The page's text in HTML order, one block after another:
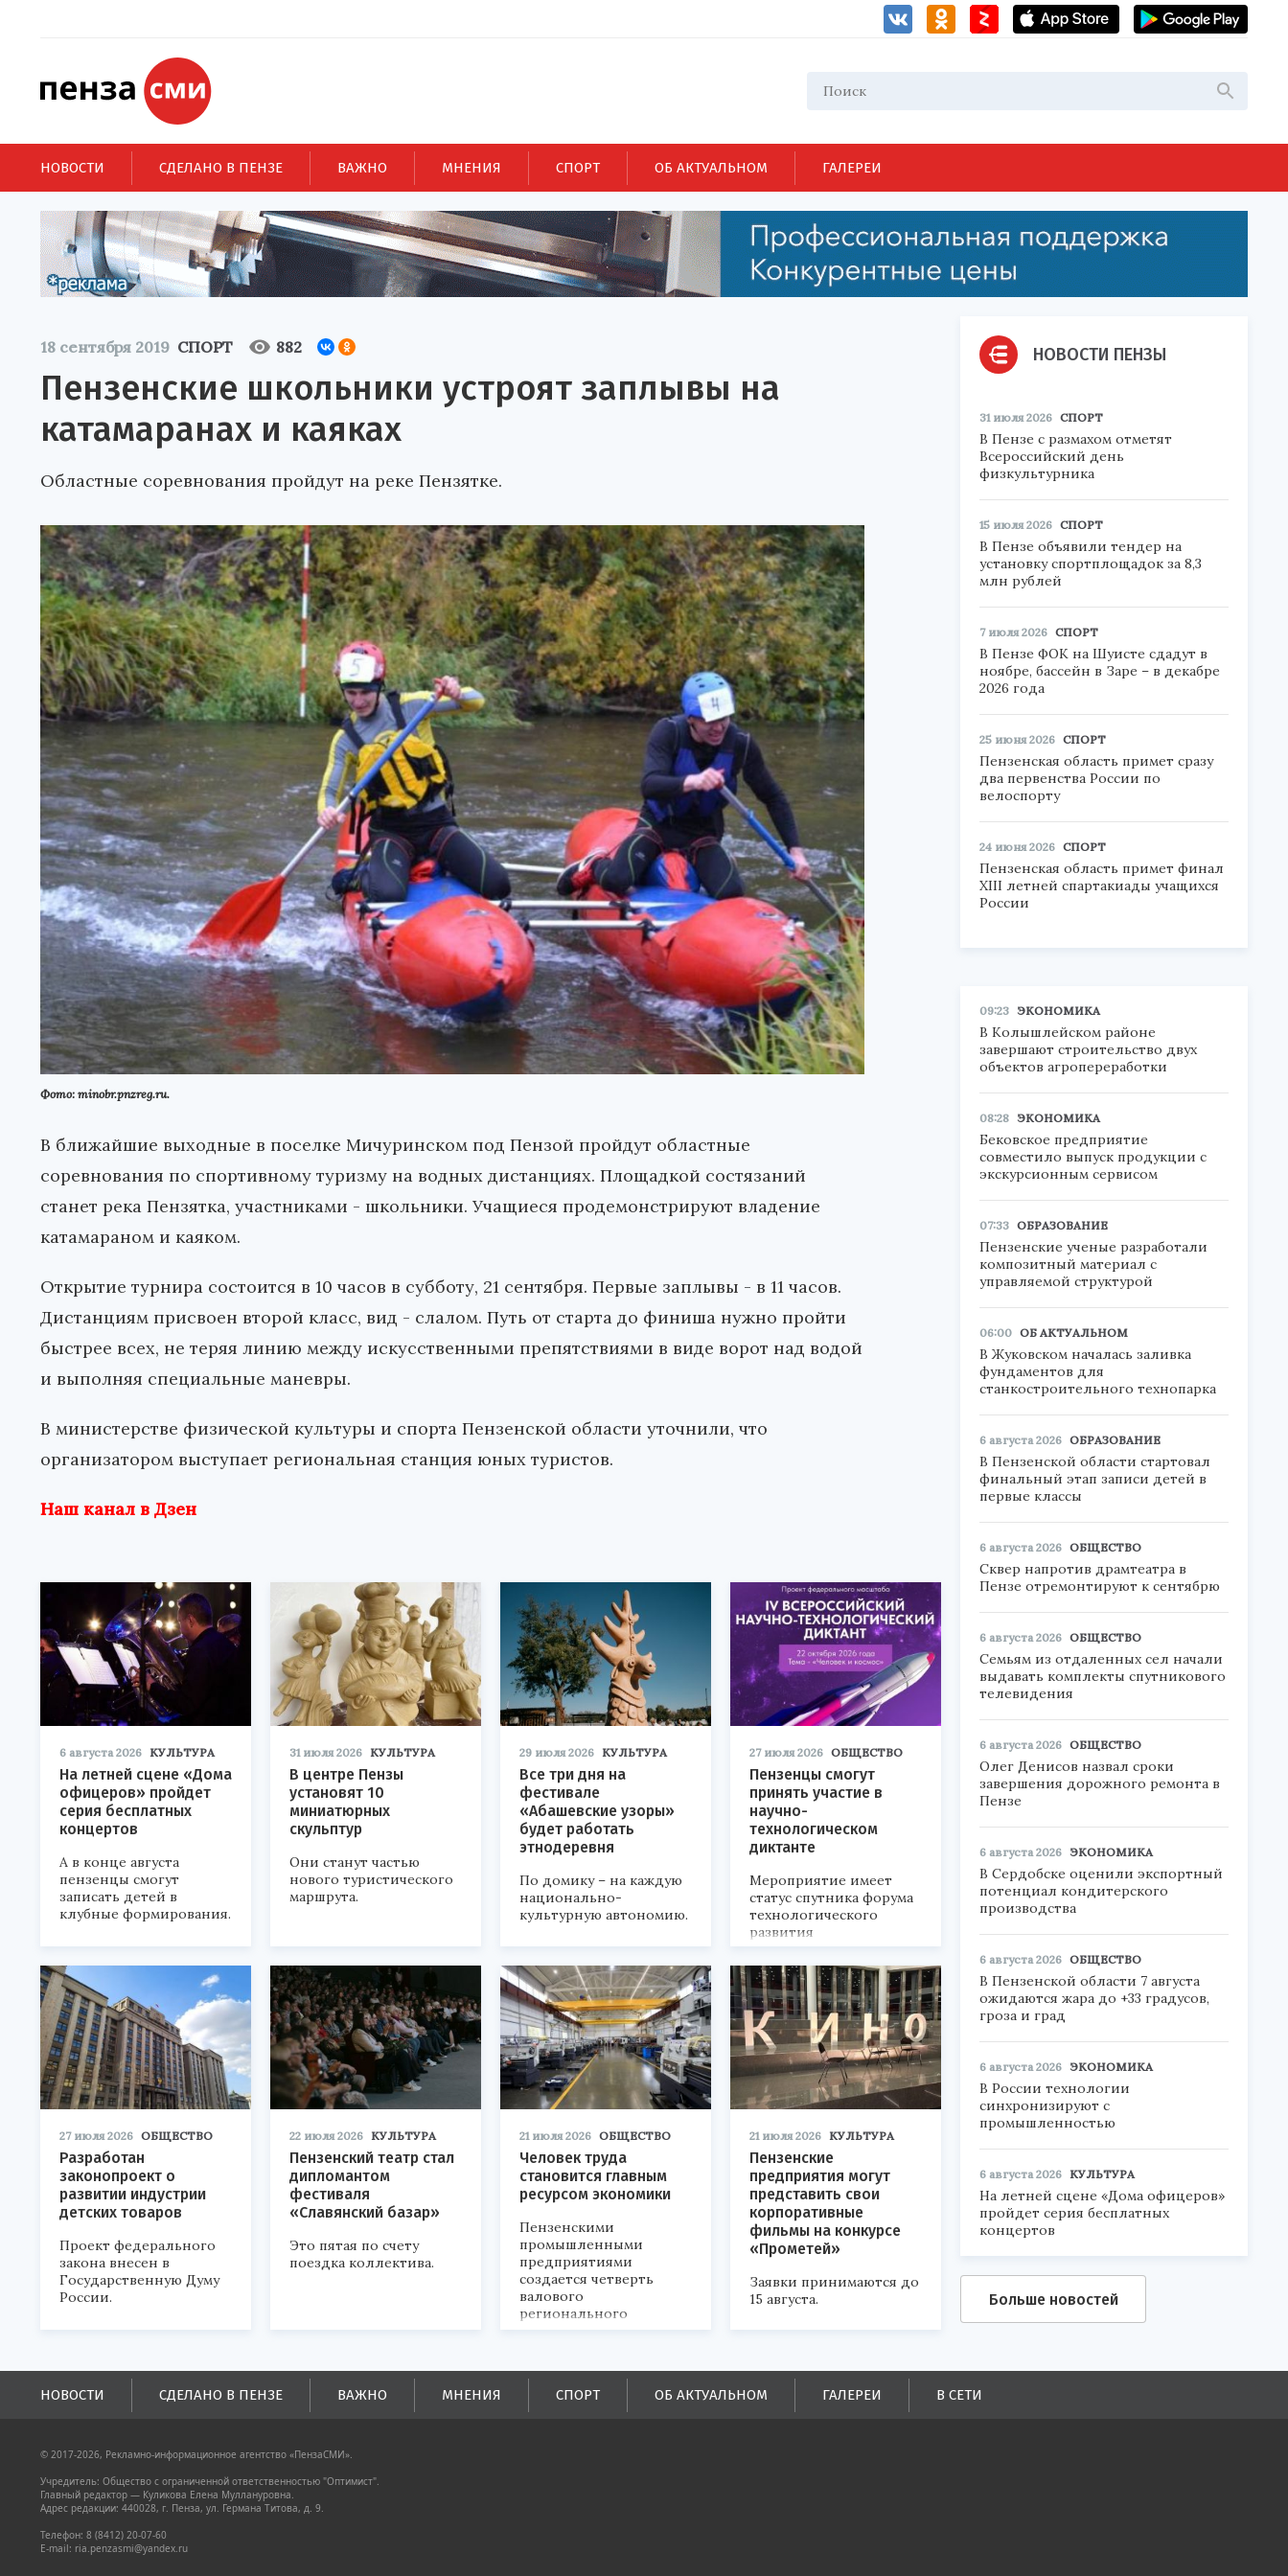
НОВОСТИ СДЕЛАНО В ПЕНЗЕ ВАЖНО МНЕНИЯ СПОРТ ОБ АКТУАЛЬНОМ ГАЛЕРЕИ
18 сентября 2019 СПОРТ 882
Пензенские школьники устроят заплывы на
катамаранах и каяках
Областные соревнования пройдут на реке Пензятке.
Фото: minobr.pnzreg.ru.
В ближайшие выходные в поселке Мичуринском под Пензой пройдут областные
соревнования по спортивному туризму на водных дистанциях. Площадкой состязаний
станет река Пензятка, участниками - школьники. Учащиеся продемонстрируют владение
катамараном и каяком.
Открытие турнира состоится в 10 часов в субботу, 21 сентября. Первые заплывы - в 11 часов.
Дистанциям присвоен второй класс, вид - слалом. Путь от старта до финиша нужно пройти
быстрее всех, не теряя линию между искусственными препятствиями в виде ворот над водой
и выполняя специальные маневры.
В министерстве физической культуры и спорта Пензенской области уточнили, что
организатором выступает региональная станция юных туристов.
Наш канал в Дзен
6 августа 2026 КУЛЬТУРА
На летней сцене «Дома
офицеров» пройдет
серия бесплатных
концертов
А в конце августа
пензенцы смогут
записать детей в
клубные формирования.
31 июля 2026 КУЛЬТУРА
В центре Пензы
установят 10
миниатюрных
скульптур
Они станут частью
нового туристического
маршрута.
29 июля 2026 КУЛЬТУРА
Все три дня на
фестивале
«Абашевские узоры»
будет работать
этнодеревня
По домику – на каждую
национально-
культурную автономию.
27 июля 2026 ОБЩЕСТВО
Пензенцы смогут
принять участие в
научно-
технологическом
диктанте
Мероприятие имеет
статус спутника форума
технологического
развития
«Технопром-2026».
27 июля 2026 ОБЩЕСТВО
Разработан
законопроект о
развитии индустрии
детских товаров
Проект федерального
закона внесен в
Государственную Думу
России.
22 июля 2026 КУЛЬТУРА
Пензенский театр стал
дипломантом
фестиваля
«Славянский базар»
Это пятая по счету
поездка коллектива.
21 июля 2026 ОБЩЕСТВО
Человек труда
становится главным
ресурсом экономики
Пензенскими
промышленными
предприятиями
создается четверть
валового
регионального
продукта и
поступлений в
бюджеты всех уровней.
21 июля 2026 КУЛЬТУРА
Пензенские
предприятия могут
представить свои
корпоративные
фильмы на конкурсе
«Прометей»
Заявки принимаются до
15 августа.
НОВОСТИ ПЕНЗЫ
31 июля 2026 СПОРТ
В Пензе с размахом отметят
Всероссийский день
физкультурника
15 июля 2026 СПОРТ
В Пензе объявили тендер на
установку спортплощадок за 8,3
млн рублей
7 июля 2026 СПОРТ
В Пензе ФОК на Шуисте сдадут в
ноябре, бассейн в Заре – в декабре
2026 года
25 июня 2026 СПОРТ
Пензенская область примет сразу
два первенства России по
велоспорту
24 июня 2026 СПОРТ
Пензенская область примет финал
XIII летней спартакиады учащихся
России
09:23 ЭКОНОМИКА
В Колышлейском районе
завершают строительство двух
объектов агропереработки
08:28 ЭКОНОМИКА
Бековское предприятие
совместило выпуск продукции с
экскурсионным сервисом
07:33 ОБРАЗОВАНИЕ
Пензенские ученые разработали
композитный материал с
управляемой структурой
06:00 ОБ АКТУАЛЬНОМ
В Жуковском началась заливка
фундаментов для
станкостроительного технопарка
6 августа 2026 ОБРАЗОВАНИЕ
В Пензенской области стартовал
финальный этап записи детей в
первые классы
6 августа 2026 ОБЩЕСТВО
Сквер напротив драмтеатра в
Пензе отремонтируют к сентябрю
6 августа 2026 ОБЩЕСТВО
Семьям из отдаленных сел начали
выдавать комплекты спутникового
телевидения
6 августа 2026 ОБЩЕСТВО
Олег Денисов назвал сроки
завершения дорожного ремонта в
Пензе
6 августа 2026 ЭКОНОМИКА
В Сердобске оценили экспортный
потенциал кондитерского
производства
6 августа 2026 ОБЩЕСТВО
В Пензенской области 7 августа
ожидаются жара до +33 градусов,
гроза и град
6 августа 2026 ЭКОНОМИКА
В России технологии
синхронизируют с
промышленностью
6 августа 2026 КУЛЬТУРА
На летней сцене «Дома офицеров»
пройдет серия бесплатных
концертов
Больше новостей
НОВОСТИ СДЕЛАНО В ПЕНЗЕ ВАЖНО МНЕНИЯ СПОРТ ОБ АКТУАЛЬНОМ ГАЛЕРЕИ В СЕТИ
© 2017-2026, Рекламно-информационное агентство «ПензаСМИ».
Учредитель: Общество с ограниченной ответственностью "Оптимист".
Главный редактор — Куликова Елена Муллануровна.
Адрес редакции: 440028, г. Пенза, ул. Германа Титова, д. 9.
Телефон: 8 (8412) 20-07-60
E-mail: ria.penzasmi@yandex.ru